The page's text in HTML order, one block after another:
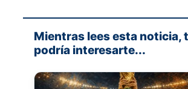
Mientras lees esta noticia,
podría interesarte...